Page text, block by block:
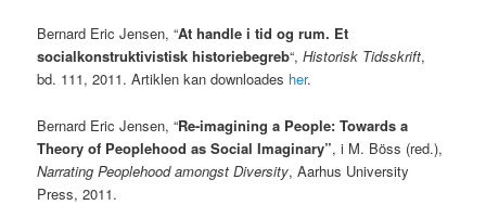
Bernard Eric Jensen, “At handle i tid og rum. Et
socialkonstruktivistisk historiebegreb“,Historisk Tidsskrift,
bd. 111, 2011. Artiklen kan downloades her.
Bernard Eric Jensen, “Re-imagining a People: Towards a
Theory of Peoplehood as Social Imaginary”, i M. Böss (red.),
Narrating Peoplehood amongst Diversity, Aarhus University
Press, 2011.